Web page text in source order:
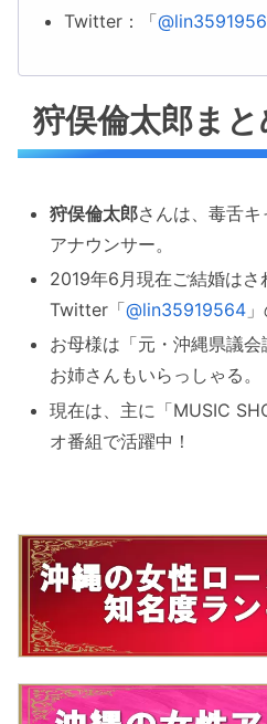
Twitter：「
狩俣倫太郎まと
狩俣倫太郎さんは、毒舌
アナウンサー。
2019年6月現在ご結婚は
Twitter「@lin35919564
お母様は「元・沖縄県議会
お姉さんもいらっしゃる。
現在は、主に「MUSIC
オ番組で活躍中！